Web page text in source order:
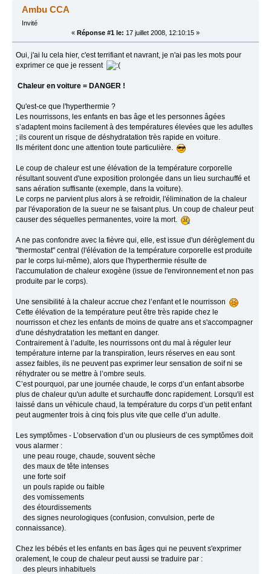
Ambu CCA
Invité
« Réponse #1 le: 17 juillet 2008, 12:10:15 »
Oui, j'ai lu cela hier, c'est terrifiant et navrant, je n'ai pas les mots pour
exprimer ce que je ressent
Chaleur en voiture = DANGER !
Qu'est-ce que l'hyperthermie ?
Les nourrissons, les enfants en bas âge et les personnes âgées
s’adaptent moins facilement à des températures élevées que les adultes
; ils courent un risque de déshydratation très rapide en voiture.
Ils méritent donc une attention toute particulière.
Le coup de chaleur est une élévation de la température corporelle
résultant souvent d'une exposition prolongée dans un lieu surchauffé et
sans aération suffisante (exemple, dans la voiture).
Le corps ne parvient plus alors à se refroidir, l'élimination de la chaleur
par l'évaporation de la sueur ne se faisant plus. Un coup de chaleur peut
causer des séquelles permanentes, voire la mort.
A ne pas confondre avec la fièvre qui, elle, est issue d'un dérèglement du
"thermostat" central (l'élévation de la température corporelle est produite
par le corps lui‐même), alors que l'hyperthermie résulte de
l'accumulation de chaleur exogène (issue de l'environnement et non pas
produite par le corps).
Une sensibilité à la chaleur accrue chez l’enfant et le nourrisson
Cette élévation de la température peut être très rapide chez le
nourrisson et chez les enfants de moins de quatre ans et s'accompagner
d'une déshydratation les mettant en danger.
Contrairement à l’adulte, les nourrissons ont du mal à réguler leur
température interne par la transpiration, leurs réserves en eau sont
assez faibles, ils ne peuvent pas exprimer leur sensation de soif ni se
réhydrater ou se mettre à l’ombre seuls.
C’est pourquoi, par une journée chaude, le corps d’un enfant absorbe
plus de chaleur qu'un adulte et surchauffe donc rapidement. Lorsqu'il est
laissé dans un véhicule chaud, la température du corps d’un petit enfant
peut augmenter trois à cinq fois plus vite que celle d’un adulte.
Les symptômes - L’observation d’un ou plusieurs de ces symptômes doit
vous alarmer :
une peau rouge, chaude, souvent sèche
des maux de tête intenses
une forte soif
un pouls rapide ou faible
des vomissements
des étourdissements
des signes neurologiques (confusion, convulsion, perte de
connaissance).
Chez les bébés et les enfants en bas âges qui ne peuvent s'exprimer
oralement, le coup de chaleur peut aussi se traduire par :
des pleurs inhabituels